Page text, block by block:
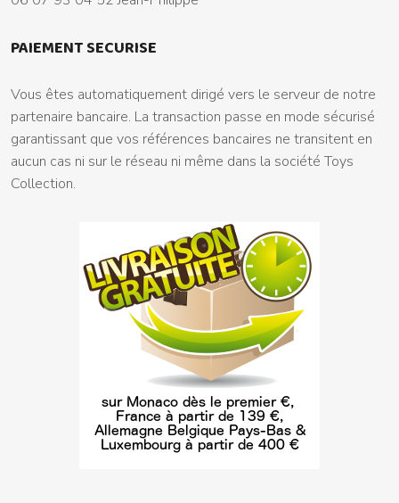
PAIEMENT SECURISE
Vous êtes automatiquement dirigé vers le serveur de notre
partenaire bancaire. La transaction passe en mode sécurisé
garantissant que vos références bancaires ne transitent en
aucun cas ni sur le réseau ni même dans la société Toys
Collection.